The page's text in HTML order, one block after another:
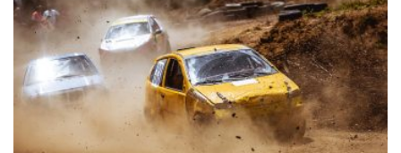
McKnightas 12, Oskaras Pleikys ir Vaidas
Kariniauskas po 9, Danielis Baslykas ir Selimas
Fofana po 8.
„Juventus“
: Evaldas Šaulys 24, Hassanas Diarra
17, Paulius Valinskas 14, Lukas Uleckas 12,